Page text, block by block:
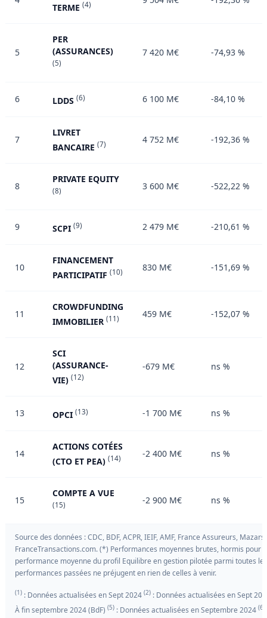
TERME (4)
5
PER
(ASSURANCES)
(5)
7 420 M€ -74,93 %
6 LDDS (6) 6 100 M€ -84,10 %
7
LIVRET
BANCAIRE (7) 4 752 M€ -192,36 %
8
PRIVATE EQUITY
(8) 3 600 M€ -522,22 %
9 SCPI (9) 2 479 M€ -210,61 %
10
FINANCEMENT
PARTICIPATIF (10) 830 M€ -151,69 %
11
CROWDFUNDING
IMMOBILIER (11) 459 M€ -152,07 %
12
SCI
(ASSURANCE-
VIE) (12)
-679 M€ ns %
13 OPCI (13) -1 700 M€ ns %
14
ACTIONS COTÉES
(CTO ET PEA) (14) -2 400 M€ ns %
15
COMPTE A VUE
(15) -2 900 M€ ns %
Source des données : CDC, BDF, ACPR, IEIF, AMF, France Assureurs,
FranceTransactions.com. (*) Performances moyennes brutes, hormis pour
performance moyenne du profil Equilibre en gestion pilotée parmi toutes
performances passées ne préjugent en rien de celles à venir.
(1) : Données actualisées en Sept 2024 (2) : Données actualisées en Sept
À fin septembre 2024 (BdF) (5) : Données actualisées en Septembre 2024 (6)